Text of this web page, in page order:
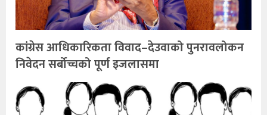
कांग्रेस आधिकारिकता विवाद–देउवाको पुनरावलोकन
निवेदन सर्बोच्चको पूर्ण इजलासमा